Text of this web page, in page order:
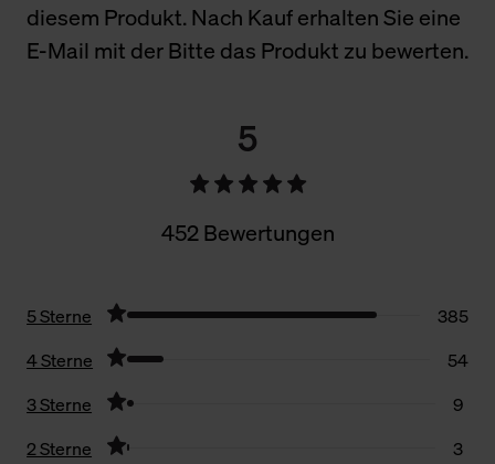
diesem Produkt. Nach Kauf erhalten Sie eine
E-Mail mit der Bitte das Produkt zu bewerten.
5
452 Bewertungen
5 Sterne
385
4 Sterne
54
3 Sterne
9
2 Sterne
3